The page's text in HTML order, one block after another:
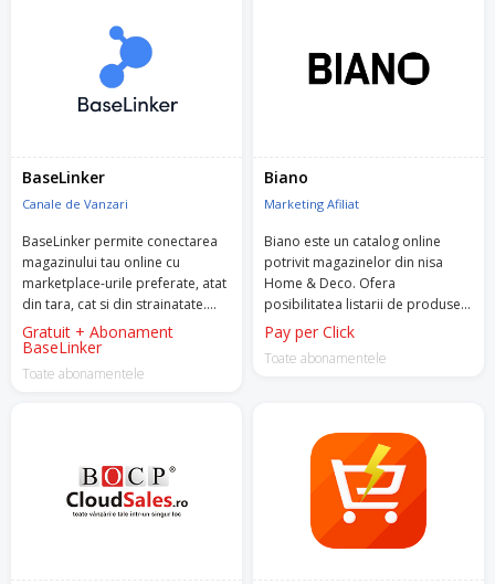
BaseLinker
Canale de Vanzari
BaseLinker permite conectarea
magazinului tau online cu
marketplace-urile preferate, atat
din tara, cat si din strainatate.
Prin intermediul aplicatiei vei
putea sincroniza stocurile si
preturile, gestionand toate
Gratuit + Abonament
BaseLinker
Toate abonamentele
Biano
Marketing Afiliat
Biano este un catalog online
potrivit magazinelor din nisa
Home & Deco. Ofera
posibilitatea listarii de produse,
redirectionand persoanele
interesate catre magazinul tau
atunci cand acestea dau click pe
Pay per Click
Toate abonamentele